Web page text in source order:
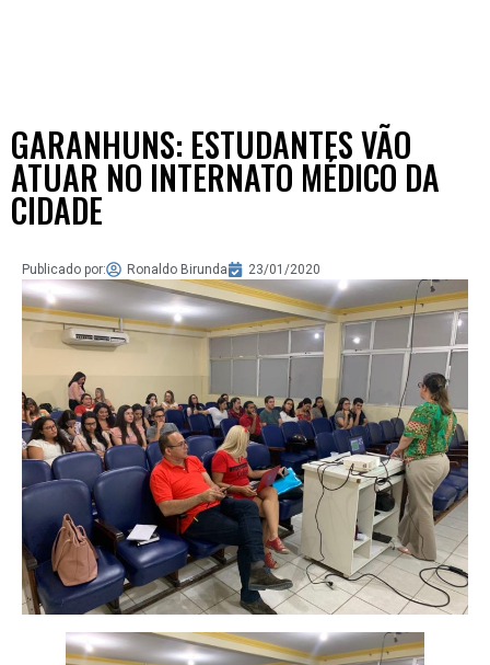
GARANHUNS: ESTUDANTES VÃO
ATUAR NO INTERNATO MÉDICO DA
CIDADE
Publicado por: Ronaldo Birunda 23/01/2020